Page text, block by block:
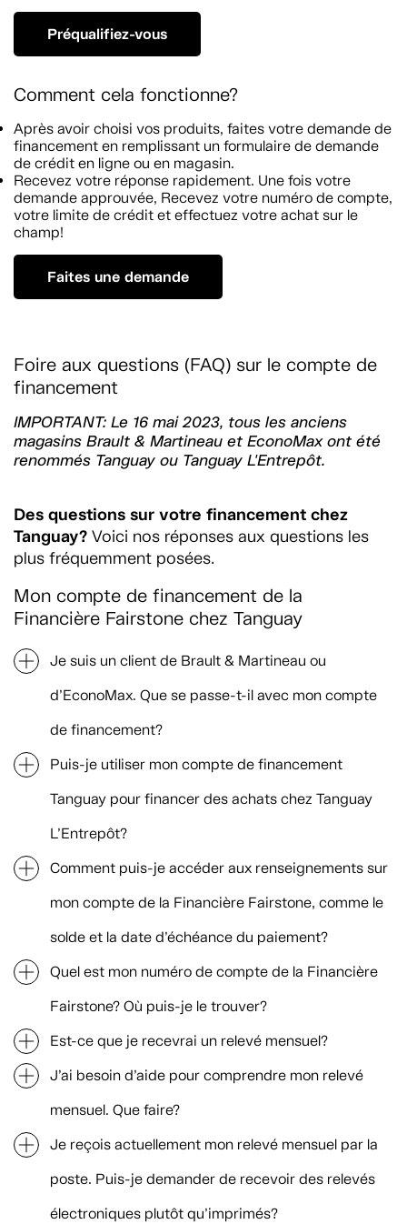
Préqualifiez-vous
Comment cela fonctionne?
Après avoir choisi vos produits, faites votre demande de
financement en remplissant un formulaire de demande
de crédit en ligne ou en magasin.
Recevez votre réponse rapidement. Une fois votre
demande approuvée, Recevez votre numéro de compte,
votre limite de crédit et effectuez votre achat sur le
champ!
Faites une demande
Foire aux questions (FAQ) sur le compte de
financement
IMPORTANT: Le 16 mai 2023, tous les anciens
magasins Brault & Martineau et EconoMax ont été
renommés Tanguay ou Tanguay L'Entrepôt.
Des questions sur votre financement chez
Tanguay? Voici nos réponses aux questions les
plus fréquemment posées.
Mon compte de financement de la
Financière Fairstone chez Tanguay
Je suis un client de Brault & Martineau ou
d’EconoMax. Que se passe-t-il avec mon compte
de financement?
Puis-je utiliser mon compte de financement
Tanguay pour financer des achats chez Tanguay
L’Entrepôt?
Comment puis-je accéder aux renseignements sur
mon compte de la Financière Fairstone, comme le
solde et la date d’échéance du paiement?
Quel est mon numéro de compte de la Financière
Fairstone? Où puis-je le trouver?
Est-ce que je recevrai un relevé mensuel?
J’ai besoin d’aide pour comprendre mon relevé
mensuel. Que faire?
Je reçois actuellement mon relevé mensuel par la
poste. Puis-je demander de recevoir des relevés
électroniques plutôt qu’imprimés?